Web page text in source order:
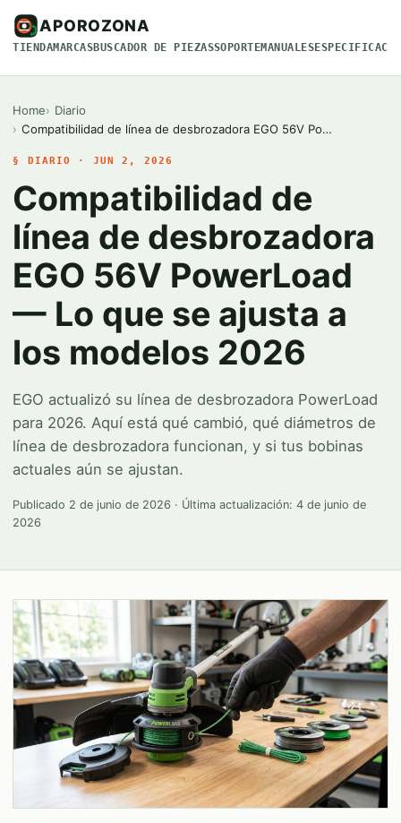
APOROZONA
TIENDAMARCASBUSCADOR DE PIEZASSOPORTEMANUALES
Home
Diario
Compatibilidad de línea de desbrozadora EGO 56V Po…
§ DIARIO · JUN 2, 2026
Compatibilidad de
línea de desbrozadora
EGO 56V PowerLoad
— Lo que se ajusta a
los modelos 2026
EGO actualizó su línea de desbrozadora PowerLoad
para 2026. Aquí está qué cambió, qué diámetros de
línea de desbrozadora funcionan, y si tus bobinas
actuales aún se ajustan.
Publicado 2 de junio de 2026 · Última actualización:4 de junio de
2026